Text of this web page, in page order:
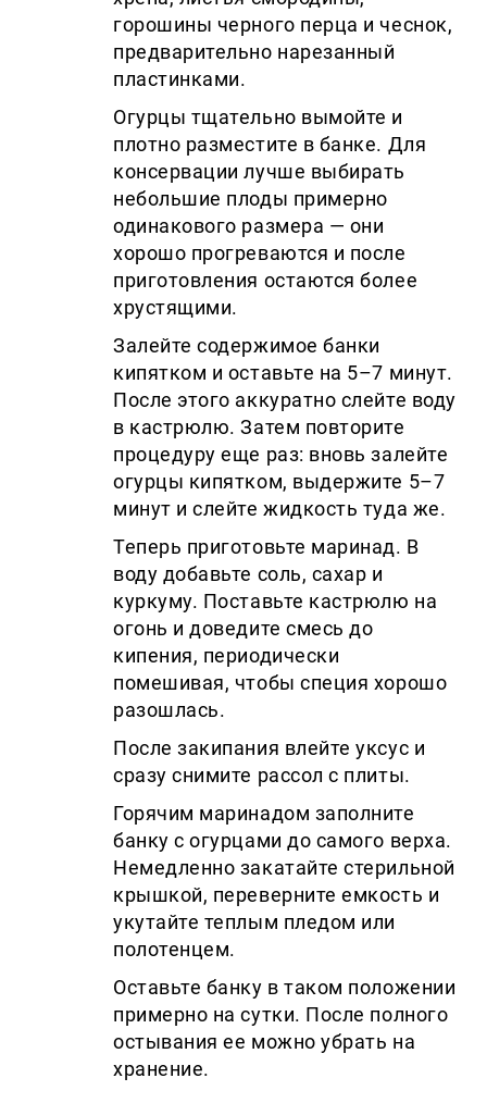
горошины черного перца и чеснок,
предварительно нарезанный
пластинками.
Огурцы тщательно вымойте и
плотно разместите в банке. Для
консервации лучше выбирать
небольшие плоды примерно
одинакового размера — они
хорошо прогреваются и после
приготовления остаются более
хрустящими.
Залейте содержимое банки
кипятком и оставьте на 5–7 минут.
После этого аккуратно слейте воду
в кастрюлю. Затем повторите
процедуру еще раз: вновь залейте
огурцы кипятком, выдержите 5–7
минут и слейте жидкость туда же.
Теперь приготовьте маринад. В
воду добавьте соль, сахар и
куркуму. Поставьте кастрюлю на
огонь и доведите смесь до
кипения, периодически
помешивая, чтобы специя хорошо
разошлась.
После закипания влейте уксус и
сразу снимите рассол с плиты.
Горячим маринадом заполните
банку с огурцами до самого верха.
Немедленно закатайте стерильной
крышкой, переверните емкость и
укутайте теплым пледом или
полотенцем.
Оставьте банку в таком положении
примерно на сутки. После полного
остывания ее можно убрать на
хранение.